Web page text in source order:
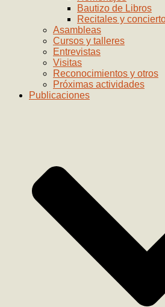
Bautizo de Libros
Recitales y
Asambleas
Cursos y talleres
Entrevistas
Visitas
Reconocimientos y otros
Próximas actividades
Publicaciones